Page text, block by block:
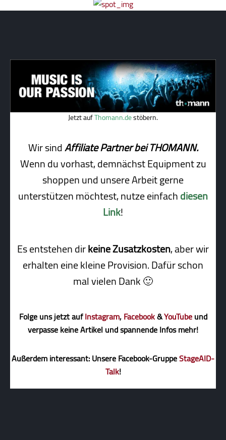
Jetzt aufThomann.destöbern.
Wir sindAffiliate Partner bei THOMANN.
Wenn du vorhast, demnächst Equipment zu
shoppen und unsere Arbeit gerne
unterstützen möchtest, nutze einfachdiesen
Link!
Es entstehen dirkeine Zusatzkosten, aber wir
erhalten eine kleine Pro­vi­sion. Dafür schon
mal vielen Dank 🙂
Folge uns jetzt aufInstagram,Facebook&YouTubeund
verpasse keine Artikel und spannende Infos mehr!
Außerdem interessant: Unsere Facebook-GruppeStageAID-
Talk!